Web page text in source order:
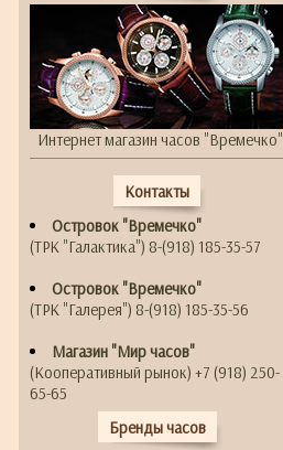
Интернет магазин часов "Времечко"
Контакты
Островок "Времечко"
(ТРК "Галактика") 8-(918) 185-35-57
Островок "Времечко"
(ТРК "Галерея") 8-(918) 185-35-56
Магазин "Мир часов"
(Кооперативный рынок) +7 (918) 250-
65-65
Бренды часов